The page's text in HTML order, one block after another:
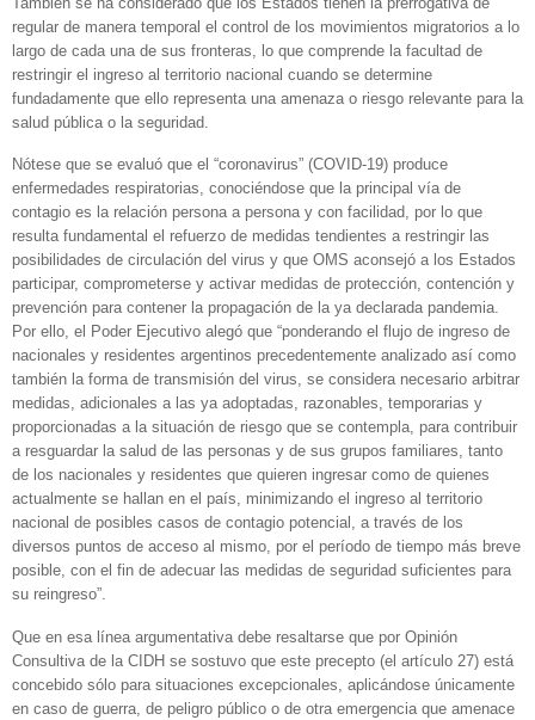
regular de manera temporal el control de los movimientos migratorios a lo
largo de cada una de sus fronteras, lo que comprende la facultad de
restringir el ingreso al territorio nacional cuando se determine
fundadamente que ello representa una amenaza o riesgo relevante para la
salud pública o la seguridad.
Nótese que se evaluó que el “coronavirus” (COVID-19) produce
enfermedades respiratorias, conociéndose que la principal vía de
contagio es la relación persona a persona y con facilidad, por lo que
resulta fundamental el refuerzo de medidas tendientes a restringir las
posibilidades de circulación del virus y que OMS aconsejó a los Estados
participar, comprometerse y activar medidas de protección, contención y
prevención para contener la propagación de la ya declarada pandemia.
Por ello, el Poder Ejecutivo alegó que “ponderando el flujo de ingreso de
nacionales y residentes argentinos precedentemente analizado así como
también la forma de transmisión del virus, se considera necesario arbitrar
medidas, adicionales a las ya adoptadas, razonables, temporarias y
proporcionadas a la situación de riesgo que se contempla, para contribuir
a resguardar la salud de las personas y de sus grupos familiares, tanto
de los nacionales y residentes que quieren ingresar como de quienes
actualmente se hallan en el país, minimizando el ingreso al territorio
nacional de posibles casos de contagio potencial, a través de los
diversos puntos de acceso al mismo, por el período de tiempo más breve
posible, con el fin de adecuar las medidas de seguridad suficientes para
su reingreso”.
Que en esa línea argumentativa debe resaltarse que por Opinión
Consultiva de la CIDH se sostuvo que este precepto (el artículo 27) está
concebido sólo para situaciones excepcionales, aplicándose únicamente
en caso de guerra, de peligro público o de otra emergencia que amenace